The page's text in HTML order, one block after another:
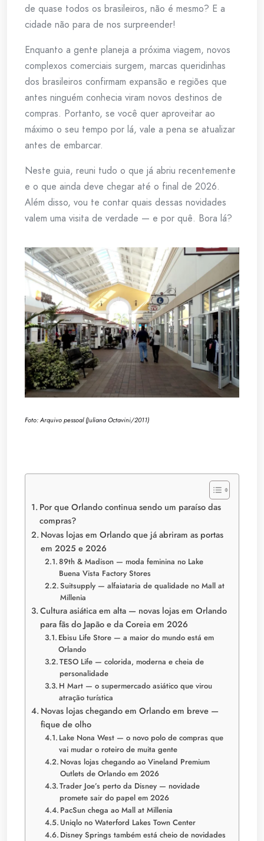
de quase todos os brasileiros, não é mesmo? E a
cidade não para de nos surpreender!
Enquanto a gente planeja a próxima viagem, novos
complexos comerciais surgem, marcas queridinhas
dos brasileiros confirmam expansão e regiões que
antes ninguém conhecia viram novos destinos de
compras. Portanto, se você quer aproveitar ao
máximo o seu tempo por lá, vale a pena se atualizar
antes de embarcar.
Neste guia, reuni tudo o que já abriu recentemente
e o que ainda deve chegar até o final de 2026.
Além disso, vou te contar quais dessas novidades
valem uma visita de verdade — e por quê. Bora lá?
Foto: Arquivo pessoal (Juliana Octavini/2011)
Por que Orlando continua sendo um paraíso das
compras?
Novas lojas em Orlando que já abriram as portas
em 2025 e 2026
89th & Madison — moda feminina no Lake
Buena Vista Factory Stores
Suitsupply — alfaiataria de qualidade no Mall at
Millenia
Cultura asiática em alta — novas lojas em Orlando
para fãs do Japão e da Coreia em 2026
Ebisu Life Store — a maior do mundo está em
Orlando
TESO Life — colorida, moderna e cheia de
personalidade
H Mart — o supermercado asiático que virou
atração turística
Novas lojas chegando em Orlando em breve —
fique de olho
Lake Nona West — o novo polo de compras que
vai mudar o roteiro de muita gente
Novas lojas chegando ao Vineland Premium
Outlets de Orlando em 2026
Trader Joe’s perto da Disney — novidade
promete sair do papel em 2026
PacSun chega ao Mall at Millenia
Uniqlo no Waterford Lakes Town Center
Disney Springs também está cheio de novidades